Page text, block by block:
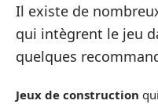
Il existe de
qui intègrent le jeu
quelques
Jeux de construction